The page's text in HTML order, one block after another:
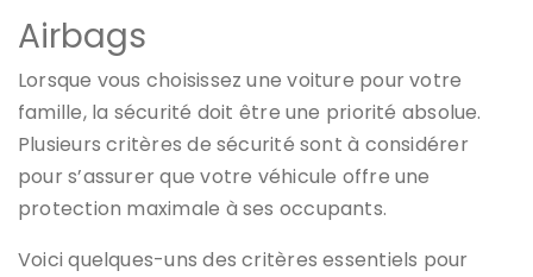
Airbags
Lorsque vous choisissez une voiture pour votre
famille, la sécurité doit être une priorité absolue.
Plusieurs critères de sécurité sont à considérer
pour s’assurer que votre véhicule offre une
protection maximale à ses occupants.
Voici quelques-uns des critères essentiels pour